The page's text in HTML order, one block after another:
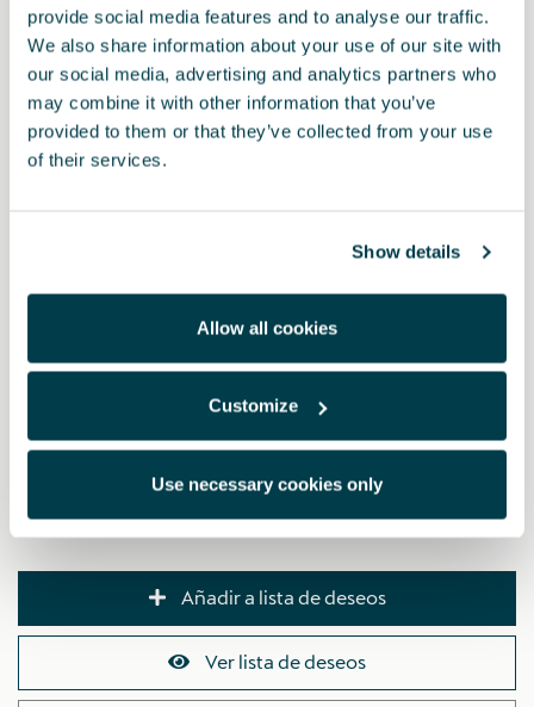
provide social media features and to analyse our traffic.
We also share information about your use of our site with
our social media, advertising and analytics partners who
may combine it with other information that you’ve
provided to them or that they’ve collected from your use
of their services.
Show details
Allow all cookies
Customize
Use necessary cookies only
Conecta tu móvil a tu vehículo con el sistema Full Link y convierte
tu coche en tu mejor compañero de viaje. Accede a toda tu
música, agenda, mapas y apps que más utilices. Funciona tanto
con Android como iOS gracias a las tecnologías MirrorLink™,
Android Auto™ y Apple CarPlay™.
Para activar el sistema Full Link, contacta con el Servicio
Funcionabilidad Apple Car Play sujeta a disponibilidad en
No compatible para vehículos con PR - NI7 o PR - NI1
NOTA: No compatible para vehiculos con opcional 9W0 (sin
preparación para uso teléfono movil)
PVP:
Añadir a lista de deseos
Ver lista de deseos